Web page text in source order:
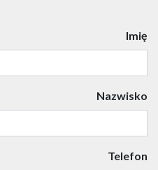
Imię
Nazwisko
Telefon